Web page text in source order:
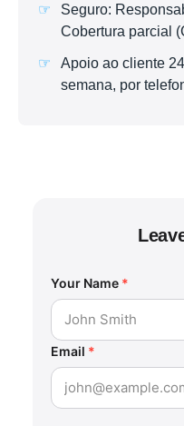
Seguro:
Cobertura parcial
Apoio ao cliente
semana, por
Your Name *
Email *